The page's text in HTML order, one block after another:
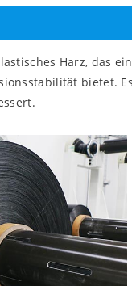
Harz, das
bietet.